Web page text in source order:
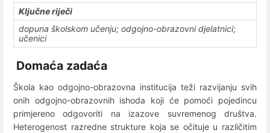
Ključne riječi
dopuna školskom učenju; odgojno-obrazovni djelatnici;
učenici
Domaća zadaća
Škola kao odgojno-obrazovna institucija teži razvijanju svih
onih odgojno-obrazovnih ishoda koji će pomoći pojedincu
primjereno odgovoriti na izazove suvremenog društva.
Heterogenost razredne strukture koja se očituje u različitim